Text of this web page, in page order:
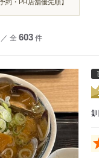
／ 全 603件